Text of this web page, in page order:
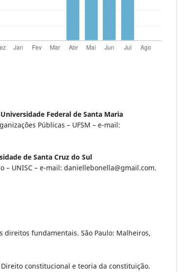
Universidade Federal de Santa Maria
Públicas – UFSM – e-mail:
de Santa Cruz do Sul
– UNISC – e-mail: daniellebonella@gmail.com.
direitos fundamentais. São Paulo: Malheiros,
Direito constitucional e teoria da constituição.